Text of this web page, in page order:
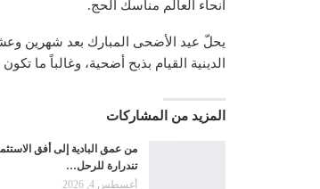
أنحاء العالم مناسك الحج.
يحلّ عيد الأضحى المبارك بعد شهرين
الدينية القيام بذبح أضحية، وغالباً ما
المزيد من المشاركات
من عمق البادية إلى أفق
تندرارة للرحل…
أغسطس 4, 2026